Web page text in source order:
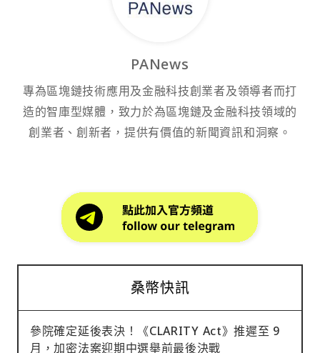
PANews
專為區塊鏈技術應用及金融科技創業者及領導者而打
造的智庫型媒體，致力於為區塊鏈及金融科技領域的
創業者、創新者，提供有價值的新聞資訊和洞察。
桑幣快訊
參院確定延後表決！《CLARITY Act》推遲至 9
月，加密法案迎期中選舉前最後決戰